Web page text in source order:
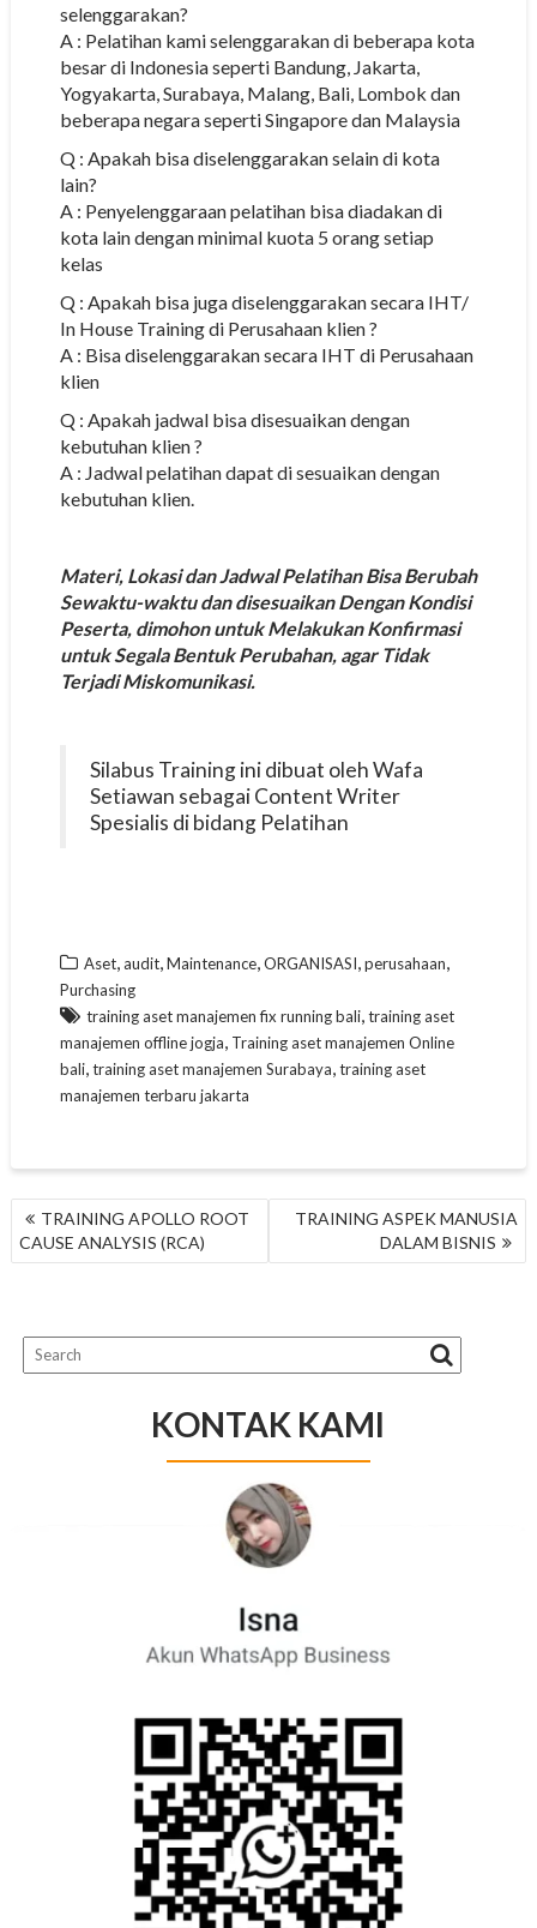
selenggarakan?
A : Pelatihan kami selenggarakan di beberapa kota
besar di Indonesia seperti Bandung, Jakarta,
Yogyakarta, Surabaya, Malang, Bali, Lombok dan
beberapa negara seperti Singapore dan Malaysia
Q : Apakah bisa diselenggarakan selain di kota
lain?
A : Penyelenggaraan pelatihan bisa diadakan di
kota lain dengan minimal kuota 5 orang setiap
kelas
Q : Apakah bisa juga diselenggarakan secara IHT/
In House Training di Perusahaan klien ?
A : Bisa diselenggarakan secara IHT di Perusahaan
klien
Q : Apakah jadwal bisa disesuaikan dengan
kebutuhan klien ?
A : Jadwal pelatihan dapat di sesuaikan dengan
kebutuhan klien.
Materi, Lokasi dan Jadwal Pelatihan Bisa Berubah
Sewaktu-waktu dan disesuaikan Dengan Kondisi
Peserta, dimohon untuk Melakukan Konfirmasi
untuk Segala Bentuk Perubahan, agar Tidak
Terjadi Miskomunikasi.
Silabus Training ini dibuat oleh Wafa
Setiawan sebagai Content Writer
Spesialis di bidang Pelatihan
Aset,audit,Maintenance,ORGANISASI,perusahaan,
Purchasing
training aset manajemen fix running bali,training aset
manajemen offline jogja, Training aset manajemen Online
bali,training aset manajemen Surabaya,training aset
manajemen terbaru jakarta
NAVIGASI
POS
TRAINING APOLLO ROOT
CAUSE ANALYSIS (RCA)
TRAINING ASPEK MANUSIA
DALAM BISNIS
KONTAK KAMI